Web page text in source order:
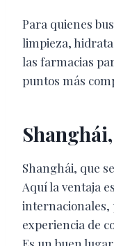
Para quienes
limpieza,
las farmacias
puntos más
Shanghái, que
Aquí la ventaja
internacionales,
experiencia de